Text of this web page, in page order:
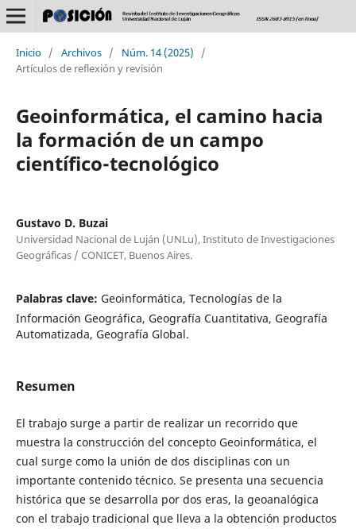
Inicio / Archivos / Núm. 14 (2025)
/
Artículos de reflexión y revisión
Geoinformática, el camino hacia
la formación de un campo
científico-tecnológico
Gustavo D. Buzai
Universidad Nacional de Luján (UNLu), Instituto de Investigaciones
Geográficas / CONICET, Buenos Aires.
Palabras clave: Geoinformática, Tecnologías de la
Información Geográfica, Geografía Cuantitativa, Geografía
Automatizada, Geografía Global.
Resumen
El trabajo surge a partir de realizar un recorrido que
muestra la construcción del concepto Geoinformática, el
cual surge como la unión de dos disciplinas con un
importante contenido técnico. Se presenta una secuencia
histórica que se desarrolla por dos eras, la geoanalógica
con el trabajo tradicional que lleva a la obtención productos